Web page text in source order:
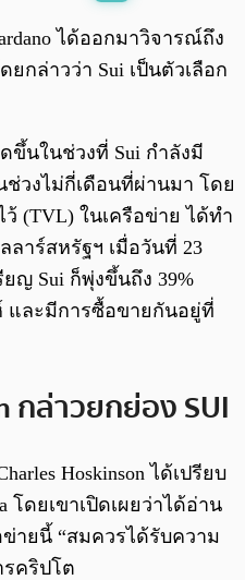
0:00 0:00
ได้ออกมาวิจารณ์ถึง
ยกล่าวว่า Sui เป็นตัวเลือก
ขึ้นในช่วงที่ Sui กำลังมี
วงไม่กี่เดือนที่ผ่านมา โดย
(TVL) ในเครือข่าย ได้ทำ
าร์สหรัฐฯ เมื่อวันที่ 23
ญ Sui ก็พุ่งขึ้นถึง 39%
และมีการซื้อขายกันอยู่ที่
กล่าวยกย่อง SUI
Hoskinson ได้เปรียบ
โดยเขาเปิดเผยว่าได้อ่าน
ข่ายนี้ “สมควรได้รับความ
รคริปโต